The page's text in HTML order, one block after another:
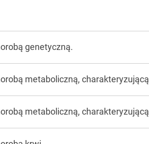
genetyczną.
metaboliczną,
metaboliczną,